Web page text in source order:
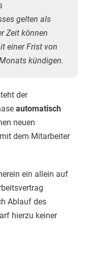
gelten als
Zeit können
einer Frist von
kündigen.
der
automatisch
neuen
dem Mitarbeiter
ein allein auf
Ablauf des
hierzu keiner